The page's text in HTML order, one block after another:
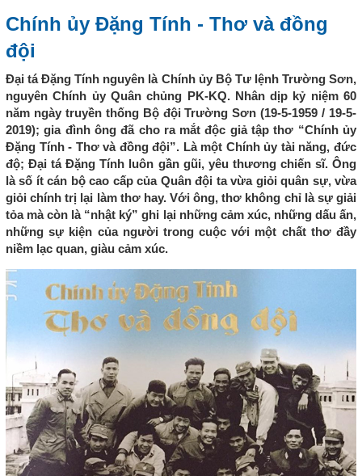
Chính ủy Đặng Tính - Thơ và đồng
đội
Đại tá Đặng Tính nguyên là Chính ủy Bộ Tư lệnh Trường Sơn,
nguyên Chính ủy Quân chủng PK-KQ. Nhân dịp kỷ niệm 60
năm ngày truyền thống Bộ đội Trường Sơn (19-5-1959 / 19-5-
2019); gia đình ông đã cho ra mắt độc giả tập thơ “Chính ủy
Đặng Tính - Thơ và đồng đội”. Là một Chính ủy tài năng, đức
độ; Đại tá Đặng Tính luôn gần gũi, yêu thương chiến sĩ. Ông
là số ít cán bộ cao cấp của Quân đội ta vừa giỏi quân sự, vừa
giỏi chính trị lại làm thơ hay. Với ông, thơ không chỉ là sự giải
tỏa mà còn là “nhật ký” ghi lại những cảm xúc, những dấu ấn,
những sự kiện của người trong cuộc với một chất thơ đầy
niềm lạc quan, giàu cảm xúc.